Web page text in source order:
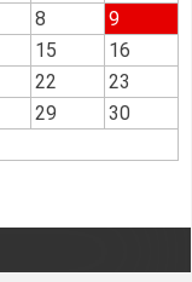
8
9
15
16
22
23
29
30